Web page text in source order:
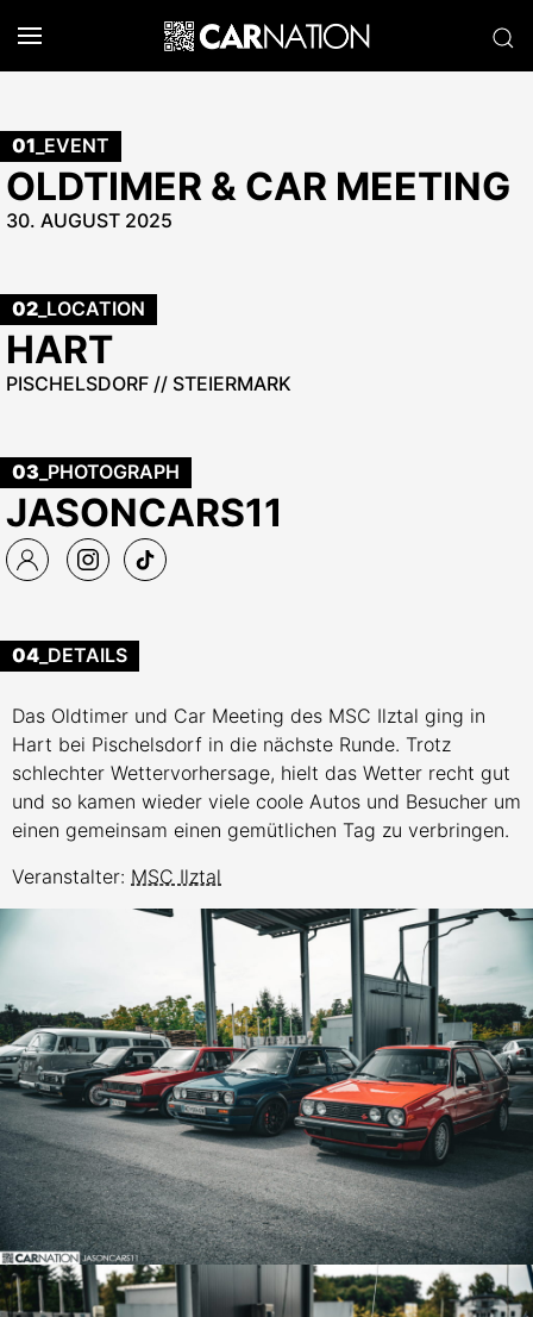
01 _EVENT
OLDTIMER & CAR MEETING
30. AUGUST 2025
02 _LOCATION
HART
PISCHELSDORF // STEIERMARK
03 _PHOTOGRAPH
JASONCARS11
04 _DETAILS
Das Oldtimer und Car Meeting des MSC Ilztal ging in
Hart bei Pischelsdorf in die nächste Runde. Trotz
schlechter Wettervorhersage, hielt das Wetter recht gut
und so kamen wieder viele coole Autos und Besucher um
einen gemeinsam einen gemütlichen Tag zu verbringen.
Veranstalter: MSC Ilztal